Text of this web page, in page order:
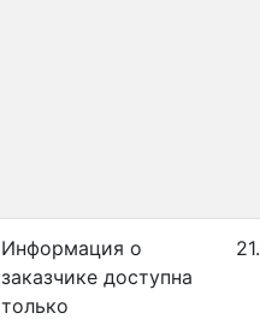
Информация о
заказчике доступна
только